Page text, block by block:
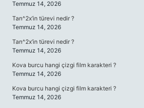
Temmuz 14, 2026
Tan^2x’in türevi nedir ?
Temmuz 14, 2026
Tan^2x’in türevi nedir ?
Temmuz 14, 2026
Kova burcu hangi çizgi film karakteri ?
Temmuz 14, 2026
Kova burcu hangi çizgi film karakteri ?
Temmuz 14, 2026